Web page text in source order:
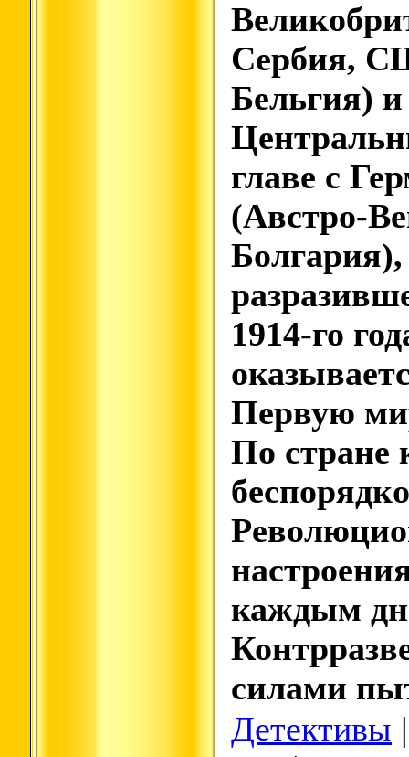
Сербия,
Бельгия)
главе с
(Австро-
Болгария),
1914-го
Первую
По стране
каждым
силами
Детективы